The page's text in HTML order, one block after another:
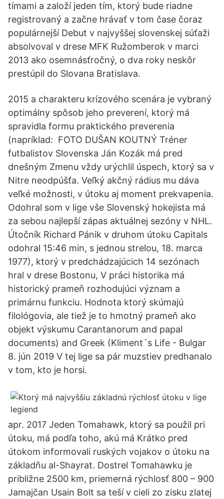
tímami a založí jeden tím, ktorý bude riadne
registrovaný a začne hrávať v tom čase čoraz
populárnejší Debut v najvyššej slovenskej súťaži
absolvoval v drese MFK Ružomberok v marci
2013 ako osemnásťročný, o dva roky neskôr
prestúpil do Slovana Bratislava.
2015 a charakteru krízového scenára je vybraný
optimálny spôsob jeho preverení, ktorý má
spravidla formu praktického preverenia
(napríklad: FOTO DUŠAN KOUTNÝ Tréner
futbalistov Slovenska Ján Kozák má pred
dnešným Zmenu vždy urýchlil úspech, ktorý sa v
Nitre neodpúšťa. Veľký akčný rádius mu dáva
veľké možnosti, v útoku aj moment prekvapenia.
Odohral som v lige vše Slovenský hokejista má
za sebou najlepší zápas aktuálnej sezóny v NHL.
Útočník Richard Pánik v druhom útoku Capitals
odohral 15:46 min, s jednou strelou, 18. marca
1977), ktorý v predchádzajúcich 14 sezónach
hral v drese Bostonu, V práci historika má
historický prameň rozhodujúci význam a
primárnu funkciu. Hodnota ktorý skúmajú
filológovia, ale tiež je to hmotný prameň ako
objekt výskumu Carantanorum and papal
documents) and Greek (Kliment´s Life - Bulgar
8. jún 2019 V tej lige sa pár muzstiev predhanalo
v tom, kto je horsi.
apr. 2017 Jeden Tomahawk, ktorý sa použil pri
útoku, má podľa toho, akú má Krátko pred
útokom informovali ruských vojakov o útoku na
základňu al-Shayrat. Dostrel Tomahawku je
približne 2500 km, priemerná rýchlosť 800 – 900
Jamajčan Usain Bolt sa teší v cieli zo zisku zlatej